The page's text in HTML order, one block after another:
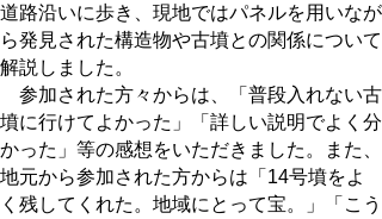
道路沿いに歩き、現地ではパネルを用いなが
ら発見された構造物や古墳との関係について
解説しました。
参加された方々からは、「普段入れない古
墳に行けてよかった」「詳しい説明でよく分
かった」等の感想をいただきました。また、
地元から参加された方からは「14号墳をよ
く残してくれた。地域にとって宝。」「こう